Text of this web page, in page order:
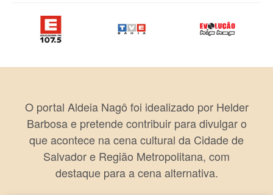
O portal Aldeia Nagô foi idealizado por Helder
Barbosa e pretende contribuir para divulgar o
que acontece na cena cultural da Cidade de
Salvador e Região Metropolitana, com
destaque para a cena alternativa.